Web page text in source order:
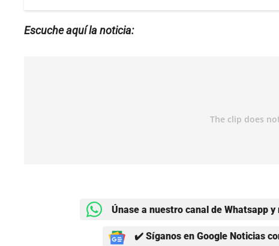
Escuche aquí la noticia:
Únase a nuestro canal de Whatsapp
✔️ Síganos en Google Noticias